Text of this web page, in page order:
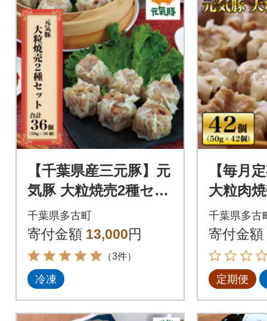
【千葉県産三元豚】元
気豚 大粒焼売2種セッ
ト(2種 合計36個入)
【シュウマイ】
千葉県多古町
寄付金額 13,000円
（3件）
冷凍
【毎月
大粒肉
個セッ
回
千葉県多古
寄付金額
定期便